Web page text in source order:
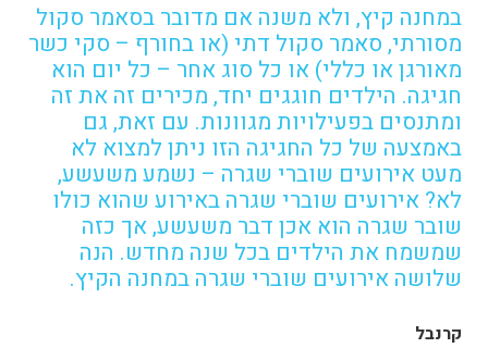
במחנה קיץ, ולא משנה אם מדובר בסאמר סקול
מסורתי, סאמר סקול דתי (או בחורף – סקי כשר
מאורגן או כללי) או כל סוג אחר – כל יום הוא
חגיגה. הילדים חוגגים יחד, מכירים זה את זה
ומתנסים בפעילויות מגוונות. עם זאת, גם
באמצעה של כל החגיגה הזו ניתן למצוא לא
מעט אירועים שוברי שגרה – נשמע משעשע,
לא? אירועים שוברי שגרה באירוע שהוא כולו
שובר שגרה הוא אכן דבר משעשע, אך כזה
שמשמח את הילדים בכל שנה מחדש. הנה
שלושה אירועים שוברי שגרה במחנה הקיץ.
קרנבל